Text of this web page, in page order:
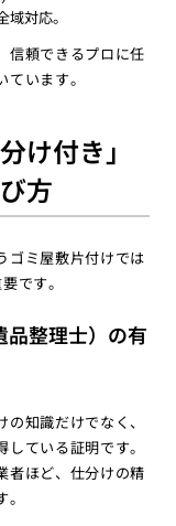
対応。
信頼できるプロに任
います。
け付き」
方
ゴミ屋敷片付けでは
です。
品整理士）の有
知識だけでなく、
ている証明です。
者ほど、仕分けの精